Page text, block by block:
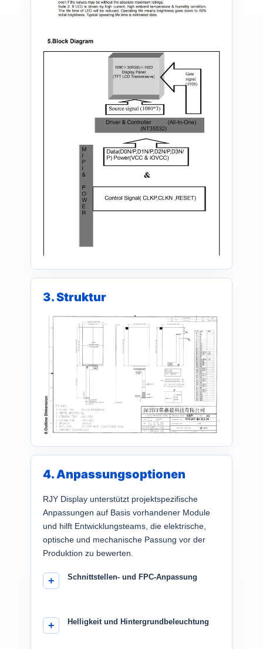
3. Struktur
4. Anpassungsoptionen
RJY Display unterstützt projektspezifische
Anpassungen auf Basis vorhandener Module
und hilft Entwicklungsteams, die elektrische,
optische und mechanische Passung vor der
Produktion zu bewerten.
Schnittstellen- und FPC-Anpassung
Helligkeit und Hintergrundbeleuchtung